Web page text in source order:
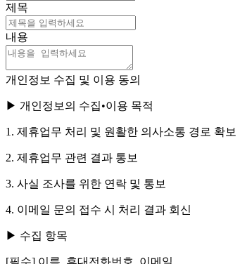
제목
내용
개인정보 수집 및 이용 동의
▶ 개인정보의 수집•이용 목적
1. 제휴업무 처리 및 원활한 의사소통 경로 확보
2. 제휴업무 관련 결과 통보
3. 사실 조사를 위한 연락 및 통보
4. 이메일 문의 접수 시 처리 결과 회신
▶ 수집 항목
[필수] 이름, 휴대전화번호, 이메일